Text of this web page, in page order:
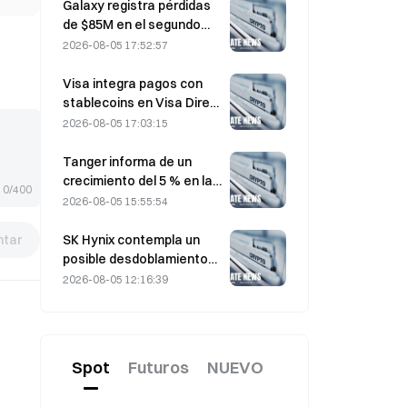
0/400
Galaxy registra pérdidas
de $85M en el segundo
trimestre de 2026; los
millones de dólares por
debajo de las previsiones
y las acciones caen un
2026-08-05 17:52:57
Visa integra pagos con
stablecoins en Visa Direct
mediante una alianza con
2026-08-05 17:03:15
Tanger informa de un
crecimiento del 5 % en las
ventas, impulsado por el
Mundo durante junio y
julio.
2026-08-05 15:55:54
SK Hynix contempla un
posible desdoblamiento
de acciones ante la
2026-08-05 12:16:39
Spot Futuros NUEVO